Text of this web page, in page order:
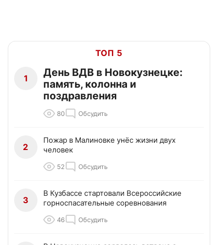
ТОП 5
1
День ВДВ в Новокузнецке:
память, колонна и
поздравления
80 Обсудить
2
Пожар в Малиновке унёс жизни двух
человек
52 Обсудить
3
В Кузбассе стартовали Всероссийские
горноспасательные соревнования
46 Обсудить